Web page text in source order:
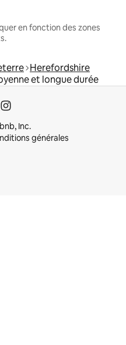
en fonction des zones
Herefordshire
et longue durée
Inc.
générales